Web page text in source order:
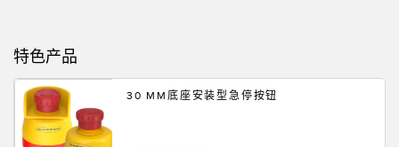
附件
附件
线缆
特色产品
30 MM底座安装型急停按钮